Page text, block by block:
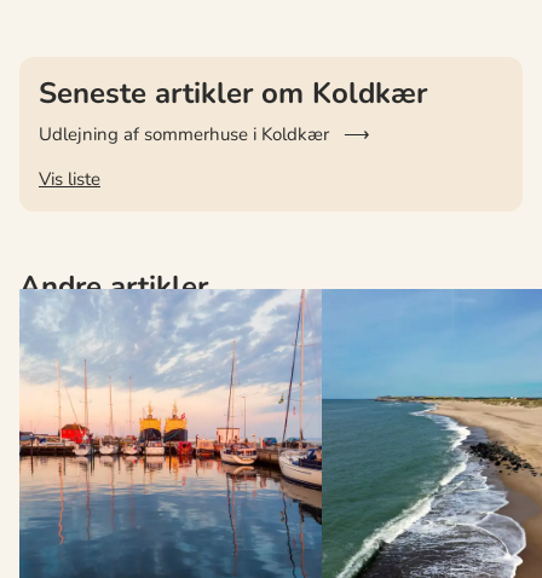
Seneste artikler om Koldkær
Udlejning af sommerhuse i Koldkær
Vis liste
Andre artikler